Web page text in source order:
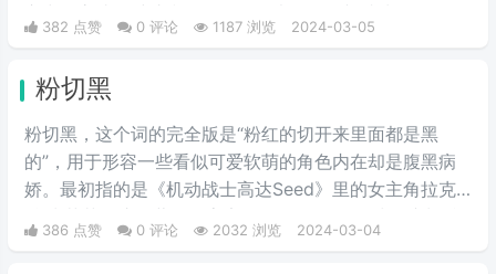
心中，高达是维护和平的象征，也是他渴望成为的存在。
偶列哇刚大木哒则是这句话的音译。
382 点赞 0 评论 1187 浏览 2024-03-05
粉切黑
粉切黑，这个词的完全版是“粉红的切开来里面都是黑
的”，用于形容一些看似可爱软萌的角色内在却是腹黑病
娇。最初指的是《机动战士高达Seed》里的女主角拉克
丝·克莱茵。这位著名的宇宙歌姬，PLANT星球前议长希
格尔之女有着可爱的外表和成熟的政治手腕。后来从她这
386 点赞 0 评论 2032 浏览 2024-03-04